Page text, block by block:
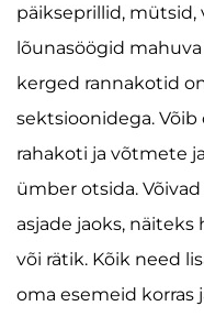
päikseprillid, mütsid,
lõunasöögid
kerged rannakotid
sektsioonidega. Võib
rahakoti ja võtmete
ümber otsida.
asjade jaoks,
või rätik. Kõik need
oma esemeid korras